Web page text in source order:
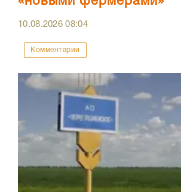
10.08.202608:04
Комментарии